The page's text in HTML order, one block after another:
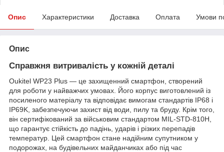
Опис Характеристики Доставка Оплата Умови
Опис
Справжня витривалість у кожній деталі
Oukitel WP23 Plus — це захищенний смартфон, створений
для роботи у найважчих умовах. Його корпус виготовлений із
посиленого матеріалу та відповідає вимогам стандартів IP68 і
IP69K, забезпечуючи захист від води, пилу та бруду. Крім того,
він сертифікований за військовим стандартом MIL-STD-810H,
що гарантує стійкість до падінь, ударів і різких перепадів
температур. Цей смартфон стане надійним супутником у
подорожах, на будівельних майданчиках або під час